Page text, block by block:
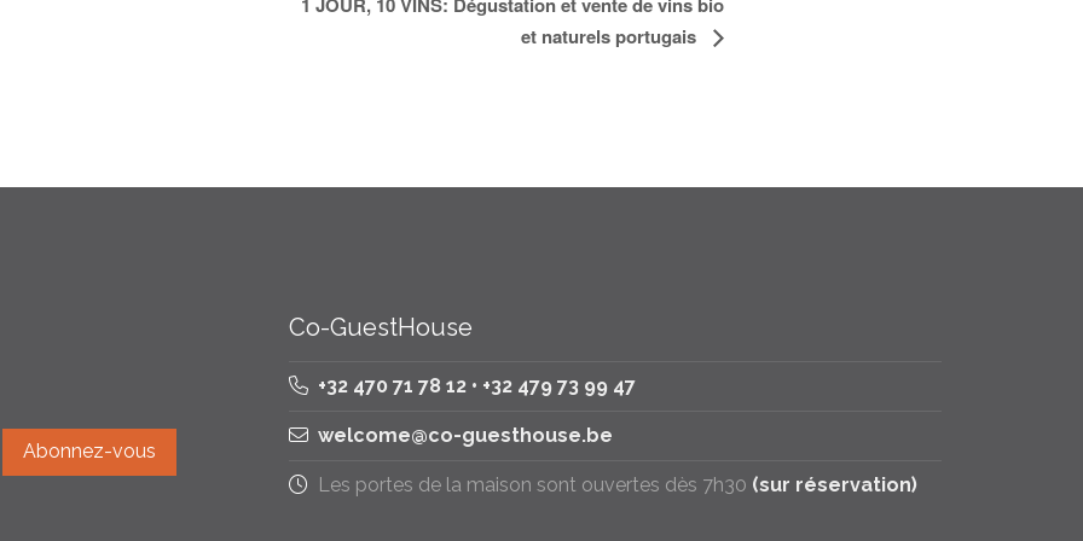
et naturels portugais
Co-GuestHouse
+32 470 71 78 12 • +32 479 73 99 47
welcome@co-guesthouse.be
Les portes de la maison sont ouvertes dès 7h30 (sur réservation)